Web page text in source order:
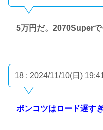
5万円だ。2070Superで
18 : 2024/11/10(日)
ポンコツはロード遅す